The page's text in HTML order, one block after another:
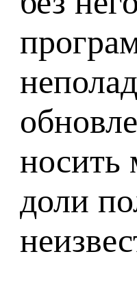
носить
доли